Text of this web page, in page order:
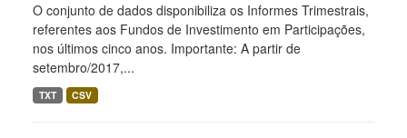
O conjunto de dados disponibiliza os Informes Trimestrais,
referentes aos Fundos de Investimento em Participações,
nos últimos cinco anos. Importante: A partir de
setembro/2017,...
TXT CSV